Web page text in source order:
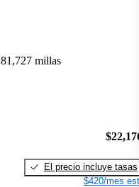
81,727 millas
El precio incluye tasas
$420/mes est.